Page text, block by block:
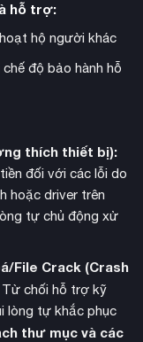
động với nhạc
chân thực. Giọng
cắt cảnh chất lượng
Quốc đặc trưng.
hỗ trợ:
hộ người khác
độ bảo hành hỗ
thích thiết bị):
đối với các lỗi do
hoặc driver trên
tự chủ động xử
File Crack (Crash
chối hỗ trợ kỹ
lòng tự khắc phục
thư mục và các